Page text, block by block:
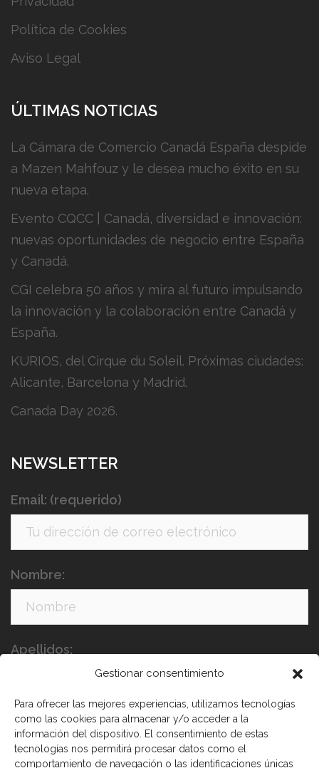
Gestionar consentimiento
Para ofrecer las mejores experiencias, utilizamos tecnologías
como las cookies para almacenar y/o acceder a la
información del dispositivo. El consentimiento de estas
tecnologías nos permitirá procesar datos como el
comportamiento de navegación o las identificaciones únicas
Política de Cookies
Aviso Legal
ÚLTIMAS NOTICIAS
La Cámara de Comercio Canadá España despide
a Mazen Mahfouz y le desea mucho éxito en su
nueva etapa.
Evento CQCC | Canadá, diversidad e innovación:
nuevas oportunidades de negocio entre España
y Canadá.
CGI celebra 50 años y mira al futuro impulsando
la innovación y la colaboración entre Canadá y
España.
KURIOS, del Cirque du Soleil. Próximas ciudades:
Alicante, Barcelona y Madrid.
Canada Day 2026.
NEWSLETTER
Email: (requerido)
Nombre:
Apellidos: